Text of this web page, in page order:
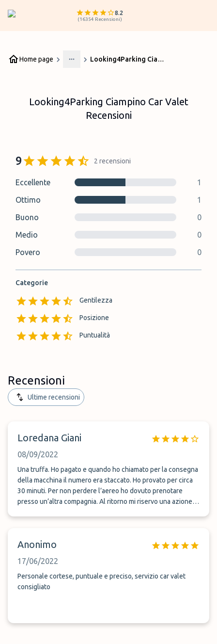
8.2
(16354 Recensioni)
Home page
More
Looking4Parking Ciampino Car Valet Recensioni
Looking4Parking Ciampino Car Valet
Recensioni
9 2 recensioni
Eccellente
1
Ottimo
1
Buono
0
Medio
0
Povero
0
Categorie
Gentilezza
Posizione
Puntualità
Recensioni
Ultime recensioni
Loredana Giani
08/09/2022
Una truffa. Ho pagato e quando ho chiamato per la consegna
della macchina il numero era staccato. Ho provato per circa
30 minuti. Per non perdere l’aereo ho dovuto prenotare
presso un’altra compagnia. Al ritorno mi riservo una azione
Anonimo
17/06/2022
Personale cortese, puntuale e preciso, servizio car valet
consigliato